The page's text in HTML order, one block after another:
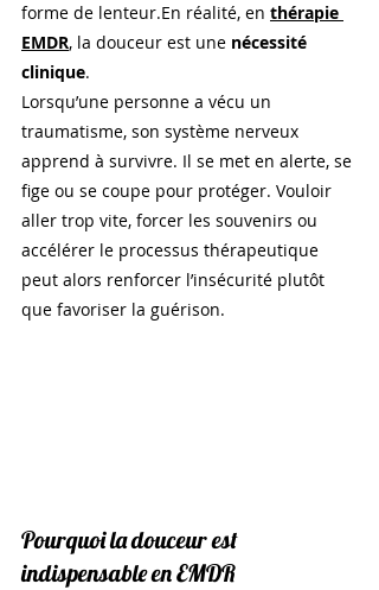
forme de lenteur.En réalité, en thérapie
EMDR, la douceur est une nécessité
clinique.
Lorsqu’une personne a vécu un
traumatisme, son système nerveux
apprend à survivre. Il se met en alerte, se
fige ou se coupe pour protéger. Vouloir
aller trop vite, forcer les souvenirs ou
accélérer le processus thérapeutique
peut alors renforcer l’insécurité plutôt
que favoriser la guérison.
Pourquoi la douceur est
indispensable en EMDR